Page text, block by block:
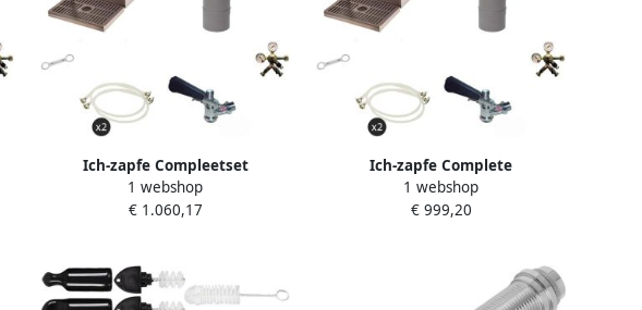
Ich-zapfe Compleetset
Biertapinstallatie STREAM 50 2-
Lijnen Droge Koeler tot 55 l u
1 webshop
€ 1.060,17
Ich-zapfe Complete
biertapinstallatie STREAM 50 met
2-lijns doorstroomkoeler tot 55 l
1 webshop
€ 999,20